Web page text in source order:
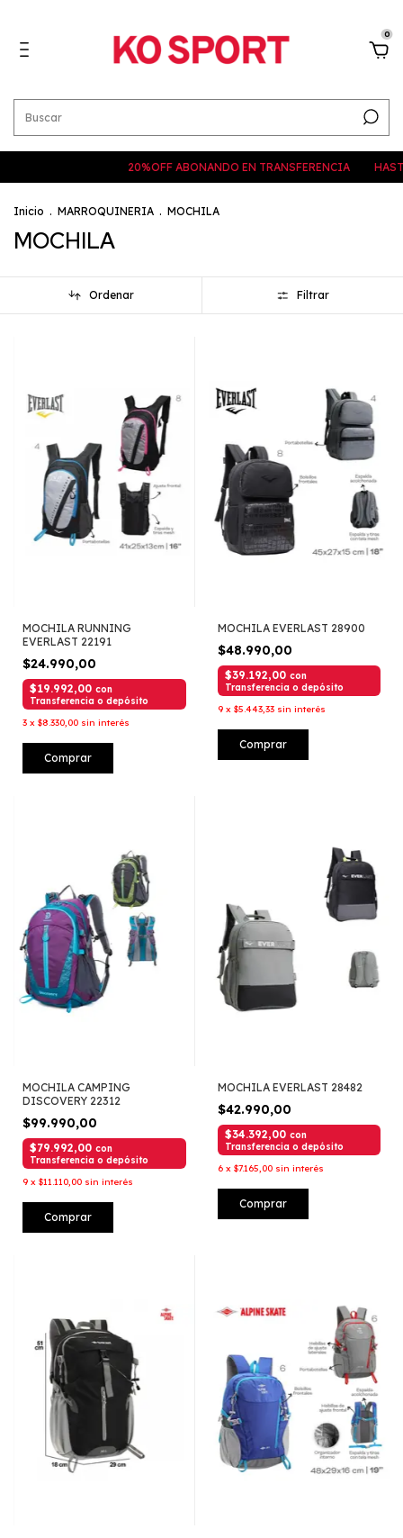
0
20%OFF ABONANDO EN TRANSFERENCIA HASTA 6
Inicio . MARROQUINERIA . MOCHILA
MOCHILA
Ordenar Filtrar
MOCHILA RUNNING
EVERLAST 22191
$24.990,00
$19.992,00 con
Transferencia o depósito
3 x $8.330,00 sin interés
Comprar
MOCHILA EVERLAST 28900
$48.990,00
$39.192,00 con
Transferencia o depósito
9 x $5.443,33 sin interés
Comprar
MOCHILA CAMPING
DISCOVERY 22312
$99.990,00
$79.992,00 con
Transferencia o depósito
9 x $11.110,00 sin interés
Comprar
MOCHILA EVERLAST 28482
$42.990,00
$34.392,00 con
Transferencia o depósito
6 x $7.165,00 sin interés
Comprar